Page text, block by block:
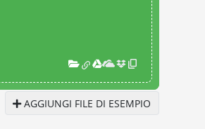
AGGIUNGI FILE DI ESEMPIO